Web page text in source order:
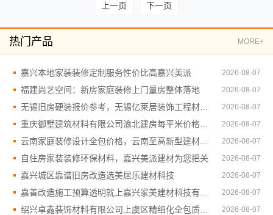
上一页 下一页
热门产品 MORE+
嘉兴本地家装装修定制服务性价比高嘉兴美派 2026-08-07
福建尚艺空间：新房家庭装修上门量房整体落地 2026-08-07
2026-08-07
2026-08-07
2026-08-07
自住房家装装修环保材料，嘉兴美派建材为您把关 2026-08-07
嘉兴城区靠谱旧房改造选美居乐建材科技 2026-08-07
2026-08-07
2026-08-07